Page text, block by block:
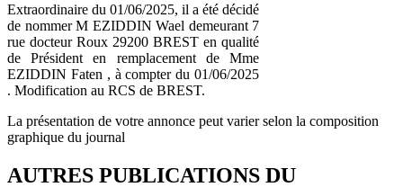
Extraordinaire du 01/06/2025, il a été décidé
de nommer M EZIDDIN Wael demeurant 7
rue docteur Roux 29200 BREST en qualité
de Président en remplacement de Mme
EZIDDIN Faten , à compter du 01/06/2025
. Modification au RCS de BREST.
La présentation de votre annonce peut varier selon la composition
graphique du journal
AUTRES PUBLICATIONS DU